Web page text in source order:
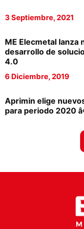
Designaciones
Siguenos
3 Septiembre, 2021
ME Elecmetal lanza
desarrollo de
4.0
6 Diciembre, 2019
Aprimin elige
para periodo 2020